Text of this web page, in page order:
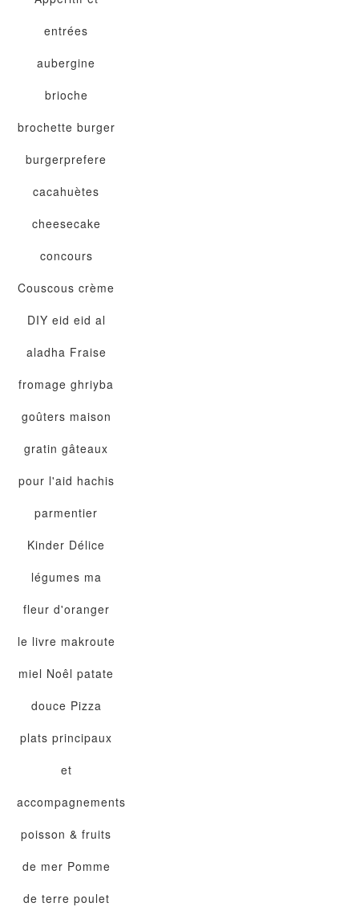
entrées
aubergine
brioche
brochette burger
burgerprefere
cacahuètes
cheesecake
concours
Couscous crème
DIY eid eid al
aladha Fraise
fromage ghriyba
goûters maison
gratin gâteaux
pour l'aid hachis
parmentier
Kinder Délice
légumes ma
fleur d'oranger
le livre makroute
miel Noêl patate
douce Pizza
plats principaux
et
accompagnements
poisson & fruits
de mer Pomme
de terre poulet